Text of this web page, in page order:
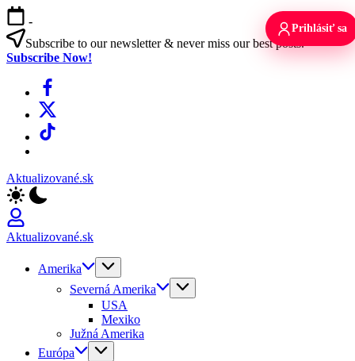
Skip
to
content
-
Subscribe to our newsletter & never miss our best posts.
Subscribe Now!
Facebook
X
TikTok
Aktualizované.sk
Aktualizované.sk
Amerika
Severná Amerika
USA
Mexiko
Južná Amerika
Európa
Prihlásiť sa